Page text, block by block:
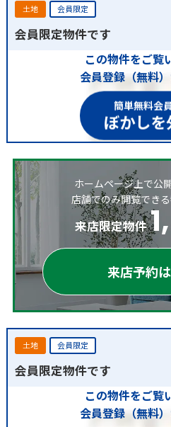
土地 会員限定
会員限定物件です
この物件をご覧
会員登録（無料）
簡単無料会
ぼかしを
ホームページ上で公
店舗でのみ閲覧でき
来店限定物件
来店予約
土地 会員限定
会員限定物件です
この物件をご覧
会員登録（無料）